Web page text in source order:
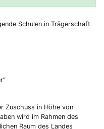
Schulen in Trägerschaft
Zuschuss in Höhe von
wird im Rahmen des
Raum des Landes